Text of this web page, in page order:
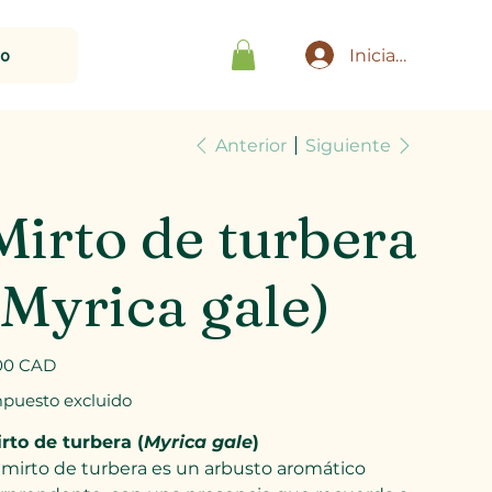
Iniciar sesión
Anterior Siguiente
de turbera
gale)
CAD
excluido
de turbera (Myrica gale)
mirto de turbera es un arbusto aromático